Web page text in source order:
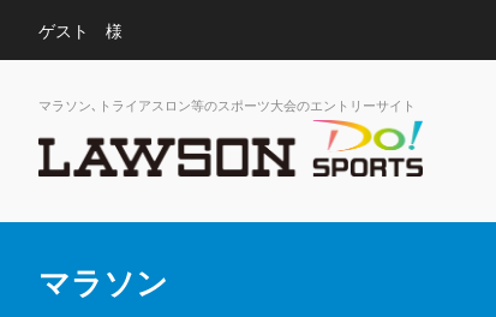
ゲスト 様
マラソン､トライアスロン等のスポーツ大会のエントリーサイト
マラソン